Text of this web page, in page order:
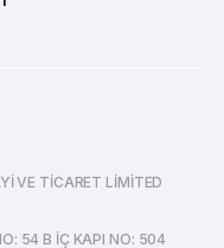
VE TİCARET LİMİTED
54 B İÇ KAPI NO: 504